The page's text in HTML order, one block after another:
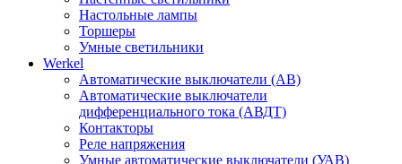
Настольные лампы
Торшеры
Умные светильники
Werkel
Автоматические выключатели (АВ)
Автоматические выключатели
дифференциального тока (АВДТ)
Контакторы
Реле напряжения
Умные автоматические выключатели (УАВ)